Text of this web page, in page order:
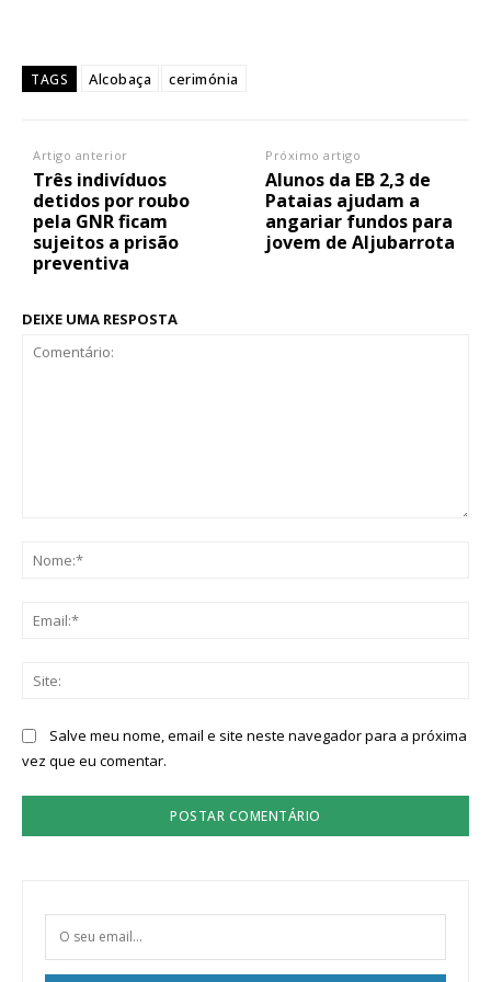
TAGS Alcobaça cerimónia
Artigo anterior
Três indivíduos
detidos por roubo
pela GNR ficam
sujeitos a prisão
preventiva
Próximo artigo
Alunos da EB 2,3 de
Pataias ajudam a
angariar fundos para
jovem de Aljubarrota
DEIXE UMA RESPOSTA
Salve meu nome, email e site neste navegador para a próxima
vez que eu comentar.